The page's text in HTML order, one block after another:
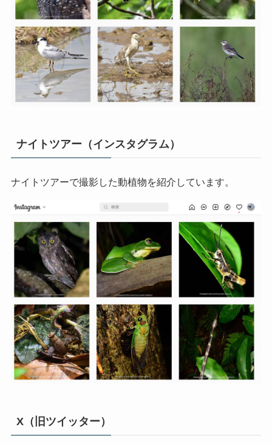
ナイトツアー（インスタグラム）
ナイトツアーで撮影した動植物を紹介しています。
X（旧ツイッター）